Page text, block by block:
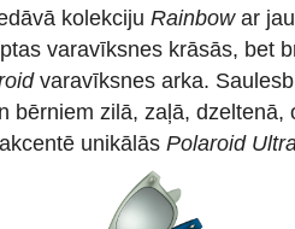
kolekciju Rainbowar
varavīksnes krāsās, bet
varavīksnes arka.
bērniem zilā, zaļā, dzeltenā,
unikālās Polaroid